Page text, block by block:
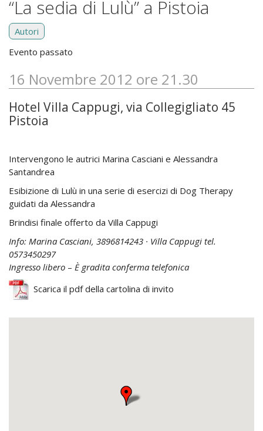
“La sedia di Lulù” a Pistoia
Autori
Evento passato
16 Novembre 2012 ore 21.30
Hotel Villa Cappugi, via Collegigliato 45
Pistoia
Intervengono le autrici Marina Casciani e Alessandra
Santandrea
Esibizione di Lulù in una serie di esercizi di Dog Therapy
guidati da Alessandra
Brindisi finale offerto da Villa Cappugi
Info: Marina Casciani, 3896814243 · Villa Cappugi tel.
0573450297
Ingresso libero – È gradita conferma telefonica
Scarica il pdf della cartolina di invito